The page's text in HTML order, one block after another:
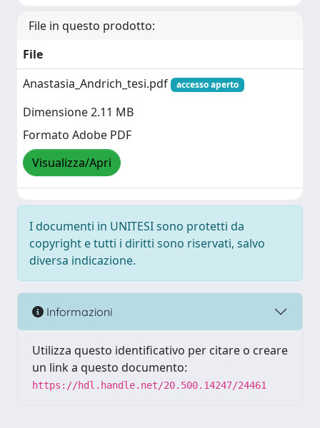
File in questo prodotto:
File
Anastasia_Andrich_tesi.pdf
accesso aperto
Dimensione 2.11 MB
Formato Adobe PDF
Visualizza/Apri
I documenti in UNITESI sono protetti da
copyright e tutti i diritti sono riservati, salvo
diversa indicazione.
Informazioni
Utilizza questo identificativo per citare o creare
un link a questo documento:
https://hdl.handle.net/20.500.14247/24461